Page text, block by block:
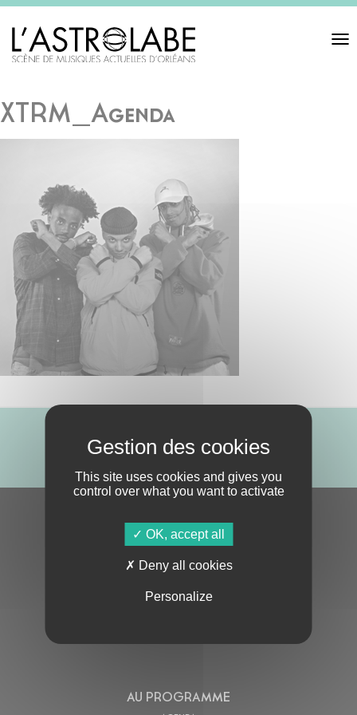
Toggle
XTRM_Agenda
ABONNE-TOI !
S'ABONNER À LA NEWSLETTER
AU PROGRAMME
This site uses cookies and gives you
control over what you want to activate
OK, accept all
Deny all cookies
Personalize